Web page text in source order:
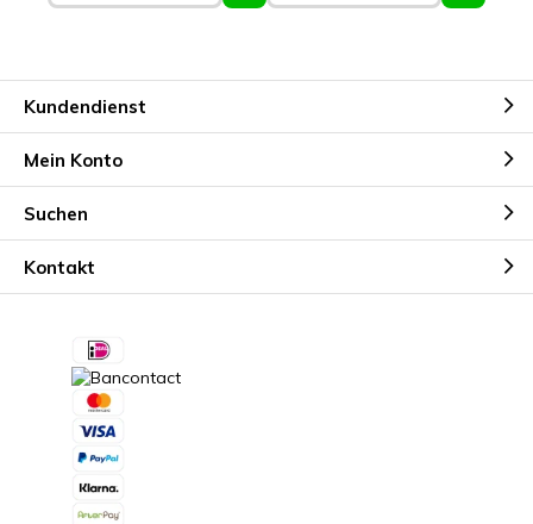
Kundendienst
Mein Konto
Suchen
Kontakt